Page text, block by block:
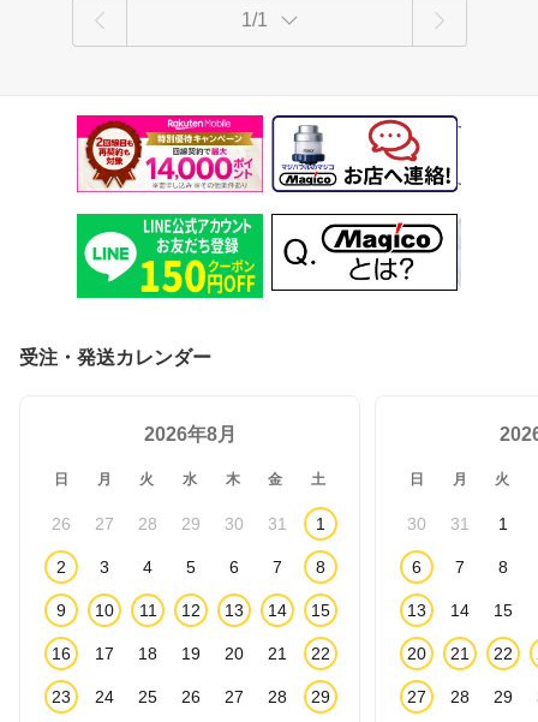
1/1
受注・発送カレンダー
2026年8月
日 月 火 水 木 金 土
26 27 28 29 30 31 1
2 3 4 5 6 7 8
9 10 11 12 13 14 15
16 17 18 19 20 21 22
23 24 25 26 27 28 29
日 月 火
30 31 1
6 7 8
13 14 15
20 21 22
27 28 29